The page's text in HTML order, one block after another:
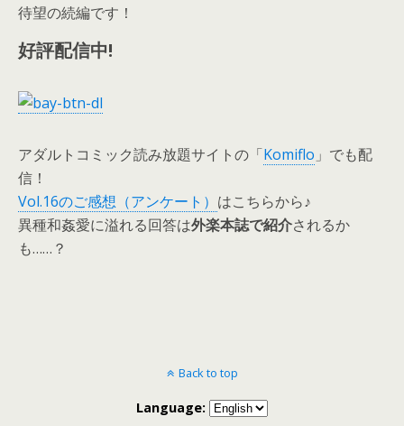
待望の続編です！
好評配信中!
アダルトコミック読み放題サイトの「Komiflo 」でも配
信！
Vol.16のご感想（アンケート） はこちらから♪
異種和姦愛に溢れる回答は外楽本誌で紹介されるか
も……？
Back to top
Language: